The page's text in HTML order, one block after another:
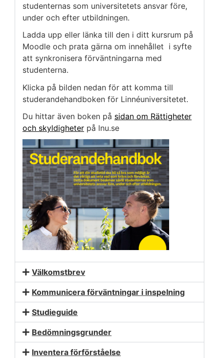
studenternas som universitetets ansvar före,
under och efter utbildningen.
Ladda upp eller länka till den i ditt kursrum på
Moodle och prata gärna om innehållet i syfte
att synkronisera förväntningarna med
studenterna.
Klicka på bilden nedan för att komma till
studerandehandboken för Linnéuniversitetet.
Du hittar även boken på sidan om Rättigheter
och skyldigheter på lnu.se
Välkomstbrev
Kommunicera förväntningar i inspelning
Studieguide
Bedömningsgrunder
Inventera förförståelse